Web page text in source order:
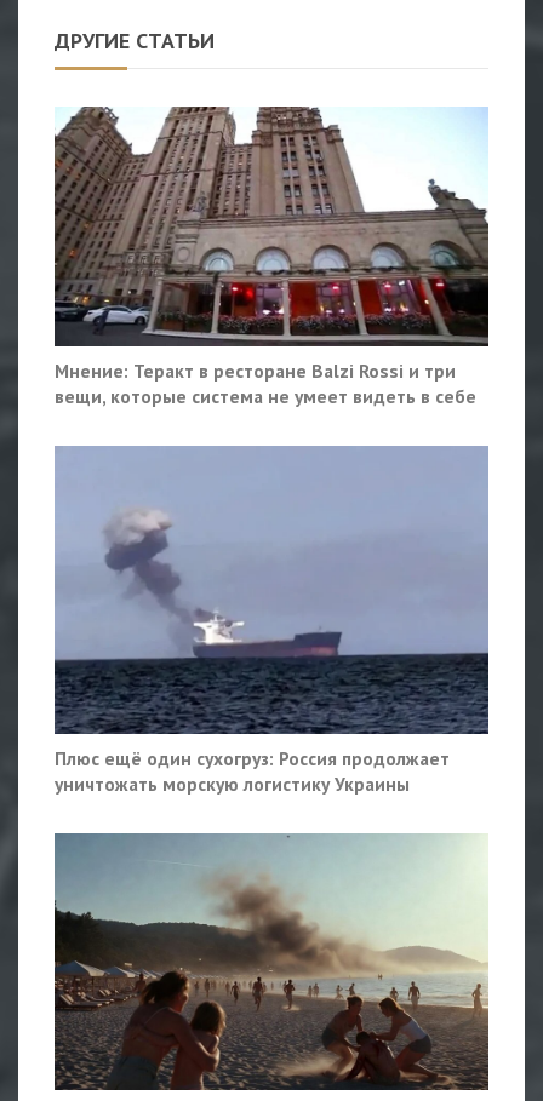
ДРУГИЕ СТАТЬИ
Мнение: Теракт в ресторане Balzi Rossi и три
вещи, которые система не умеет видеть в себе
Плюс ещё один сухогруз: Россия продолжает
уничтожать морскую логистику Украины